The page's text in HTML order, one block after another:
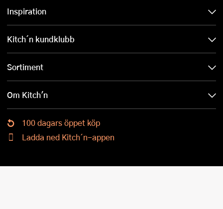
Inspiration
Kitch´n kundklubb
Sortiment
Om Kitch'n
100 dagars öppet köp
Ladda ned Kitch´n-appen